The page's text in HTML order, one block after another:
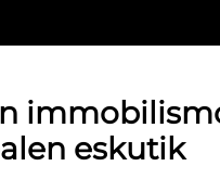
eskutik